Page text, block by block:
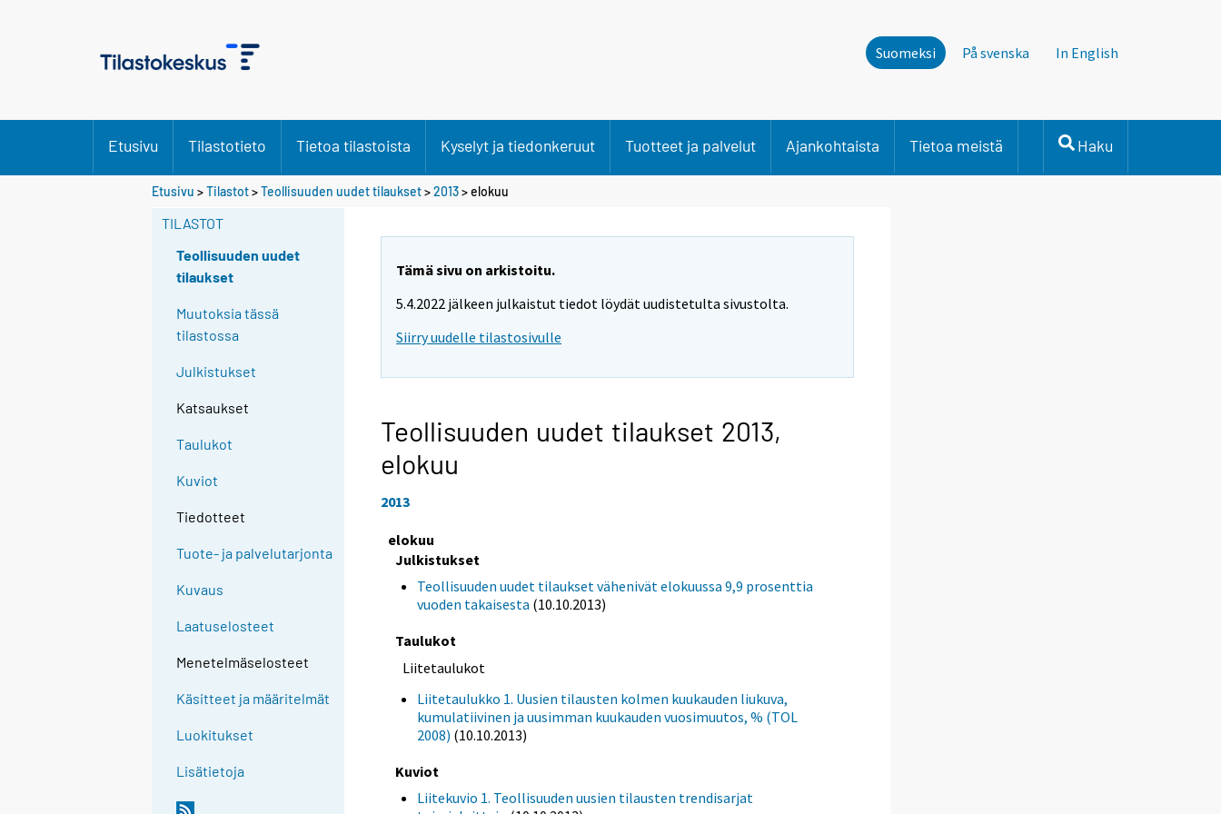
Suomeksi På svenska In English
Etusivu Tilastotieto Tietoa tilastoista Kyselyt ja tiedonkeruut Tuotteet ja palvelut Ajankohtaista Tietoa meistä Haku
Etusivu >Tilastot>Teollisuuden uudet tilaukset>2013>elokuu
TILASTOT
Teollisuuden uudet
tilaukset
Muutoksia tässä
tilastossa
Julkistukset
Katsaukset
Taulukot
Kuviot
Tiedotteet
Tuote- ja palvelutarjonta
Kuvaus
Laatuselosteet
Menetelmäselosteet
Käsitteet ja määritelmät
Luokitukset
Lisätietoja
Tämä sivu on arkistoitu.
5.4.2022 jälkeen julkaistut tiedot löydät uudistetulta sivustolta.
Siirry uudelle tilastosivulle
Teollisuuden uudet tilaukset 2013,
elokuu
2013
elokuu
Julkistukset
Teollisuuden uudet tilaukset vähenivät elokuussa 9,9 prosenttia
vuoden takaisesta (10.10.2013)
Taulukot
Liitetaulukot
Liitetaulukko 1. Uusien tilausten kolmen kuukauden liukuva,
kumulatiivinen ja uusimman kuukauden vuosimuutos, % (TOL
2008) (10.10.2013)
Kuviot
Liitekuvio 1. Teollisuuden uusien tilausten trendisarjat